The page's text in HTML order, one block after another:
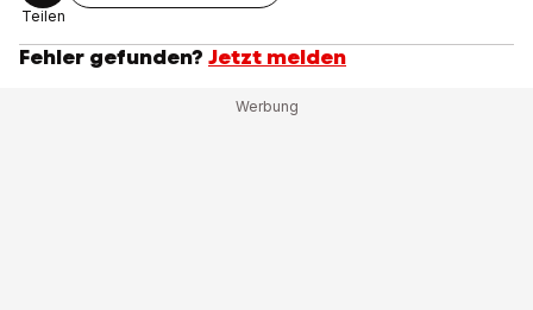
Teilen
Fehler gefunden? Jetzt melden